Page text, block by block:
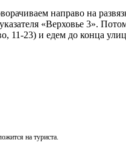
направо на
«Верховье 3».
11-23) и едем до конца
на туриста.